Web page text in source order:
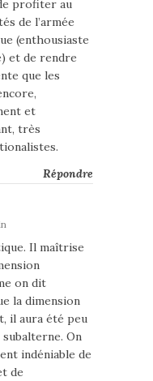
profiter au
de l’armée
(enthousiaste
et de rendre
que les
et
très
Répondre
Il maîtrise
on dit
la dimension
il aura été peu
On
indéniable de
de